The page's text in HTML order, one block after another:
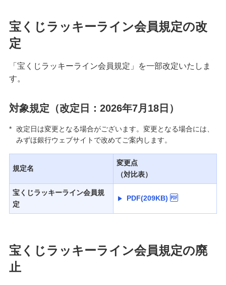
みずほ銀行について
宝くじラッキーライン会員規定の改
定
「宝くじラッキーライン会員規定」を一部改定いたしま
す。
対象規定（改定日：2026年7月18日）
* 改定日は変更となる場合がございます。変更となる場合には、
みずほ銀行ウェブサイトで改めてご案内します。
規定名
変更点
（対比表）
宝くじラッキーライン会員規
定
PDF(209KB)
宝くじラッキーライン会員規定の廃
止